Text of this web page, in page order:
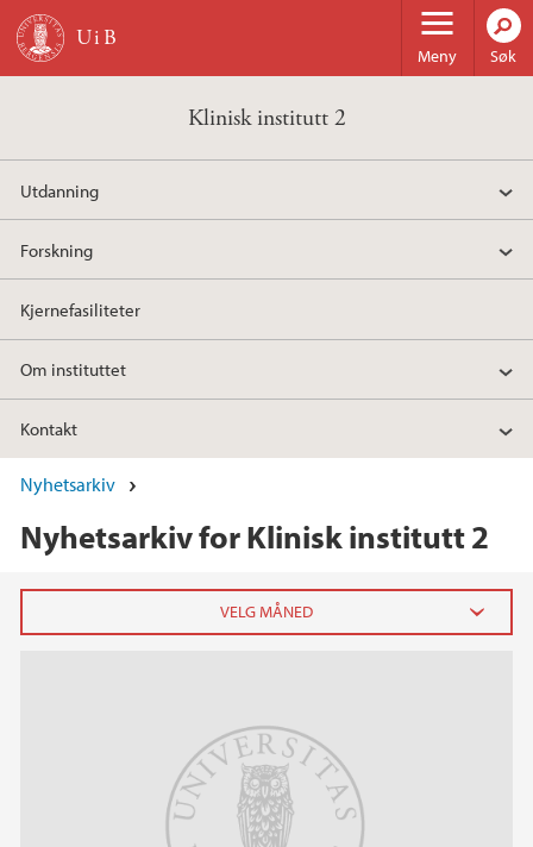
Hopp til hovedinnhold
Meny Søk
Klinisk institutt 2
Utdanning
Forskning
Kjernefasiliteter
Om instituttet
Kontakt
Nyhetsarkiv
Nyhetsarkiv for Klinisk institutt 2
januar (2)
2025